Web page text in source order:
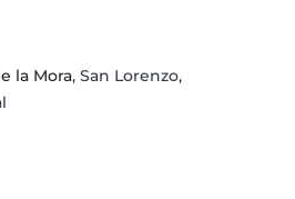
la Mora, San Lorenzo,